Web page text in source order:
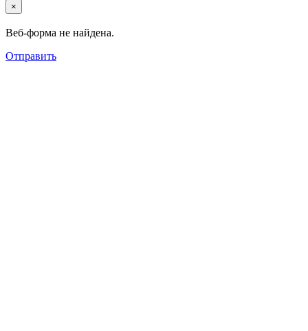
×
Веб-форма не найдена.
Отправить